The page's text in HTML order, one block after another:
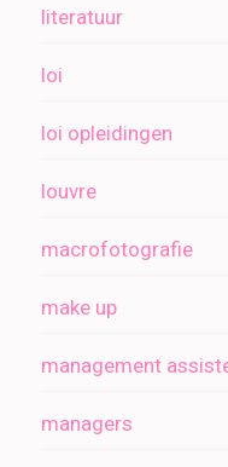
literatuur
loi
loi opleidingen
louvre
macrofotografie
make up
management
managers